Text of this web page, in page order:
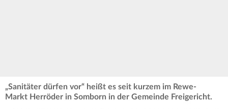
„Sanitäter dürfen vor“ heißt es seit kurzem im Rewe-
Markt Herröder in Somborn in der Gemeinde Freigericht.